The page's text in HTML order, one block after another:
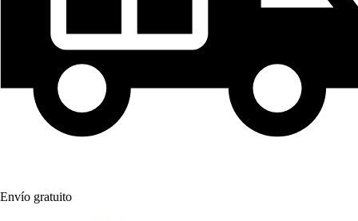
Envío gratuito